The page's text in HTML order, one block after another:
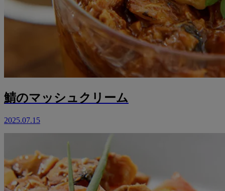
鯖のマッシュクリーム
2025.07.15